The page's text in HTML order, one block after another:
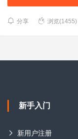
分享 浏览(1455)
新手入门
新用户注册